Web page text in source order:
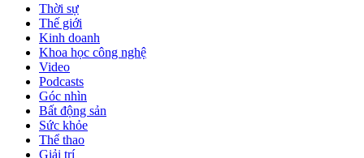
Thời sự
Thế giới
Kinh doanh
Khoa học công nghệ
Video
Podcasts
Góc nhìn
Bất động sản
Sức khỏe
Thể thao
Giải trí